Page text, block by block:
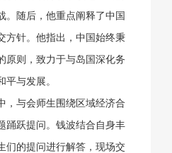
。随后，他重点阐释了中国
方针。他指出，中国始终秉
原则，致力于与岛国深化务
与发展。
，与会师生围绕区域经济合
踊跃提问。钱波结合自身丰
们的提问进行解答，现场交